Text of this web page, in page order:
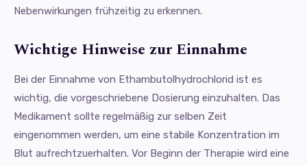
Nebenwirkungen frühzeitig zu erkennen.
Wichtige Hinweise zur Einnahme
Bei der Einnahme von Ethambutolhydrochlorid ist es
wichtig, die vorgeschriebene Dosierung einzuhalten. Das
Medikament sollte regelmäßig zur selben Zeit
eingenommen werden, um eine stabile Konzentration im
Blut aufrechtzuerhalten. Vor Beginn der Therapie wird eine